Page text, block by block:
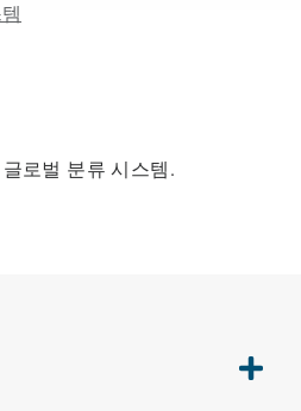
로벌 분류 시스템.